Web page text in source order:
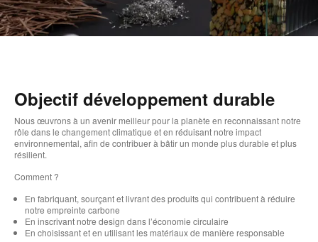
Objectif développement durable
Nous œuvrons à un avenir meilleur pour la planète en reconnaissant notre
rôle dans le changement climatique et en réduisant notre impact
environnemental, afin de contribuer à bâtir un monde plus durable et plus
résilient. ​
Comment ?​
En fabriquant, sourçant et livrant des produits qui contribuent à réduire
notre empreinte carbone
En inscrivant notre design dans l’économie circulaire​
En choisissant et en utilisant les matériaux de manière responsable